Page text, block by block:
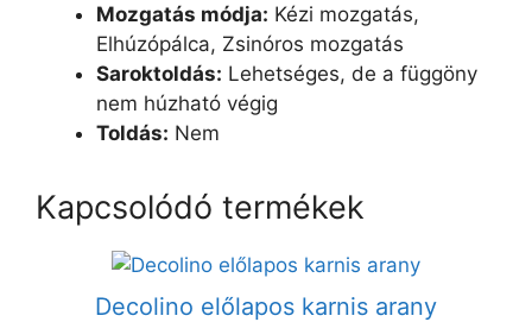
Mozgatás módja: Kézi mozgatás,
Elhúzópálca, Zsinóros mozgatás
Saroktoldás: Lehetséges, de a függöny
nem húzható végig
Toldás: Nem
Kapcsolódó termékek
Decolino előlapos karnis arany